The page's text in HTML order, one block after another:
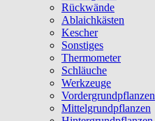
Rückwände
Ablaichkästen
Kescher
Sonstiges
Thermometer
Schläuche
Werkzeuge
Vordergrundpflanzen
Mittelgrundpflanzen